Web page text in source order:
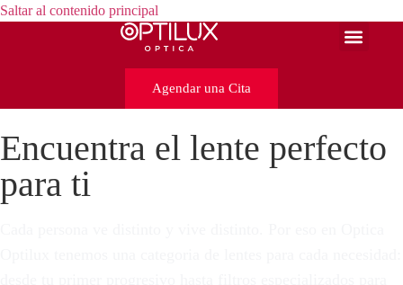
Saltar al contenido principal
Agendar una Cita
Encuentra el lente perfecto
para ti